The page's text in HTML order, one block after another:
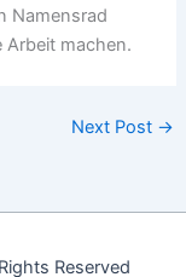
Namensrad
Arbeit machen.
Next Post →
Reserved